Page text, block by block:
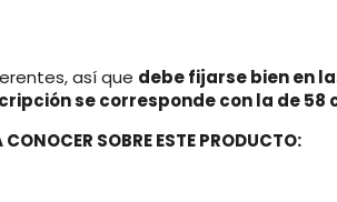
así que debe fijarse bien en
se corresponde con la de 58
SOBRE ESTE PRODUCTO: